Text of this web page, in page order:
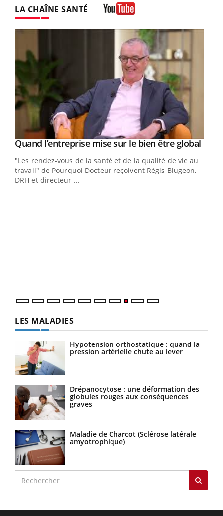
LA CHAÎNE SANTÉ
Youtube
Quand l’entreprise mise sur le bien être global
"Les rendez-vous de la santé et de la qualité de vie au
travail" de Pourquoi Docteur reçoivent Régis Blugeon,
DRH et directeur ...
LES MALADIES
Hypotension orthostatique : quand la
pression artérielle chute au lever
Drépanocytose : une déformation des
globules rouges aux conséquences
graves
Maladie de Charcot (Sclérose latérale
amyotrophique)